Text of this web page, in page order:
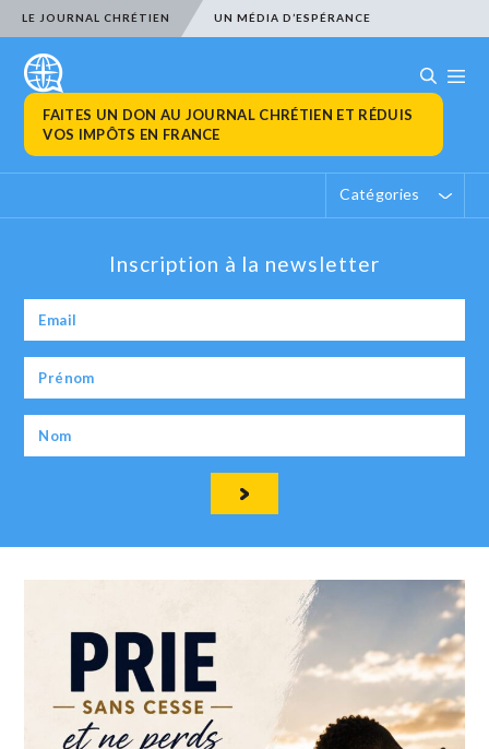
LE JOURNAL CHRÉTIEN UN MÉDIA D’ESPÉRANCE
FAITES UN DON AU JOURNAL CHRÉTIEN ET RÉDUIS
VOS IMPÔTS EN FRANCE
Catégories
Inscription à la newsletter